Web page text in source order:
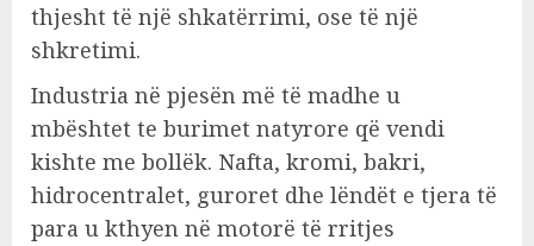
thjesht të një shkatërrimi, ose të një
shkretimi.
Industria në pjesën më të madhe u
mbështet te burimet natyrore që vendi
kishte me bollëk. Nafta, kromi, bakri,
hidrocentralet, guroret dhe lëndët e tjera të
para u kthyen në motorë të rritjes